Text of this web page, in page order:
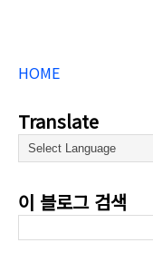
HOME
Translate
이 블로그 검색